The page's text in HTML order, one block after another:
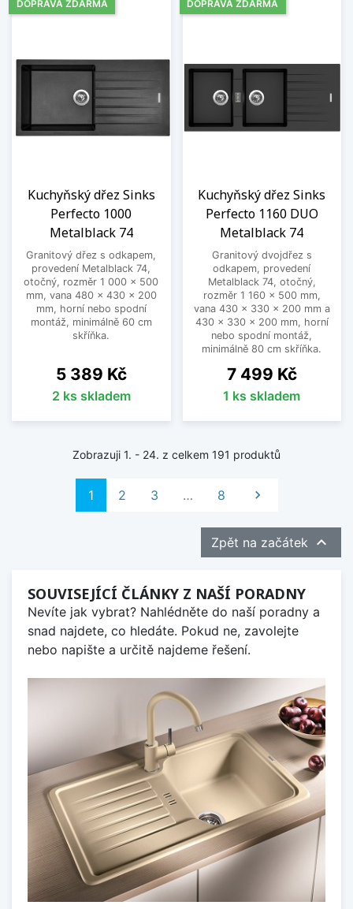
Kuchyňský dřez Sinks
Perfecto 1000
Metalblack 74
Granitový dřez s odkapem,
provedení Metalblack 74,
otočný, rozměr 1 000 x 500
mm, vana 480 x 430 x 200
mm, horní nebo spodní
montáž, minimálně 60 cm
skříňka.
Cena
5 389 Kč
2 ks skladem
DOPRAVA ZDARMA
Kuchyňský dřez Sinks
Perfecto 1160 DUO
Metalblack 74
Granitový dvojdřez s
odkapem, provedení
Metalblack 74, otočný,
rozměr 1 160 x 500 mm,
vana 430 x 330 x 200 mm a
430 x 330 x 200 mm, horní
nebo spodní montáž,
minimálně 80 cm skříňka.
Cena
7 499 Kč
1 ks skladem
DOPRAVA ZDARMA
Zobrazuji 1. - 24. z celkem 191 produktů
1 2 3 … 8 Další

Zpět na začátek 
SOUVISEJÍCÍ ČLÁNKY Z NAŠÍ PORADNY
Nevíte jak vybrat? Nahlédněte do naší poradny a
snad najdete, co hledáte. Pokud ne, zavolejte
nebo napište a určitě najdeme řešení.